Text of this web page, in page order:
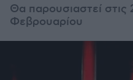
Θα παρουσιαστεί στις
Φεβρουαρίου